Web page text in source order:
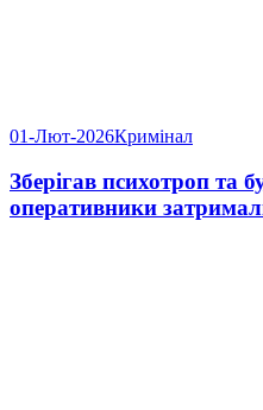
01-Лют-2026Кримінал
Зберігав психотроп та
оперативники